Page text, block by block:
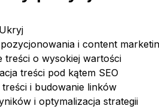
Ukryj
i content
treści o wysokiej wartości
treści pod kątem SEO
i budowanie linków
i optymalizacja strategii